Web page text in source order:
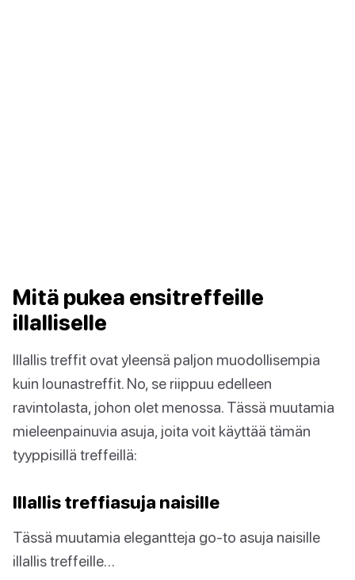
Mitä pukea ensitreffeille
illalliselle
Illallis treffit ovat yleensä paljon muodollisempia
kuin lounastreffit. No, se riippuu edelleen
ravintolasta, johon olet menossa. Tässä muutamia
mieleenpainuvia asuja, joita voit käyttää tämän
tyyppisillä treffeillä:
Illallis treffiasuja naisille
Tässä muutamia elegantteja go-to asuja naisille
illallis treffeille…